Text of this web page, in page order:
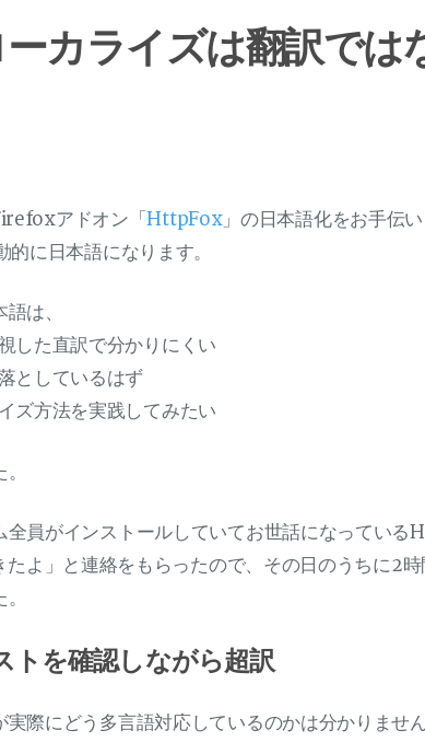
カライズは翻訳では
アドオン「HttpFox」の日本語化をお手伝
に日本語になります。
は、
した直訳で分かりにくい
としているはず
ズ方法を実践してみたい
全員がインストールしていてお世話になってい
たよ」と連絡をもらったので、その日のうちに2
トを確認しながら超訳
実際にどう多言語対応しているのかは分かりませ